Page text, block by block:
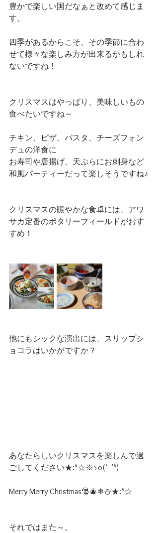
豊かで楽しい国だなぁと改めて感じま
す。
四季があるからこそ、その季節に合わ
せて様々な楽しみ方が出来るかもしれ
ないですね！
クリスマスはやっぱり、美味しいもの
食べたいですね～
チキン、ピザ、パスタ、チーズフォン
デュの洋食に
お寿司や唐揚げ、天ぷらにお刺身など
和風パーティーだって楽しそうですね♪
クリスマスの賑やかな食卓には、アワ
サカ定番のポタリーフィールドがおす
すめ！
他にもシックな演出には、スリップシ
ョコラはいかがですか？
あなたらしいクリスマスを楽しんで過
ごしてください★:*☆※>o(‘ｰ’*)
Merry Merry Christmas🎅🎄❄⛄★:*☆
それではまた～。